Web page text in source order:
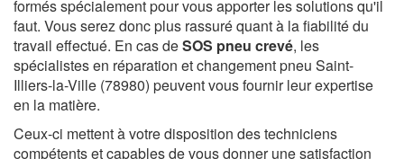
formés spécialement pour vous apporter les solutions qu'il
faut. Vous serez donc plus rassuré quant à la fiabilité du
travail effectué. En cas deSOS pneu crevé, les
spécialistes en réparation et changement pneu Saint-
Illiers-la-Ville (78980) peuvent vous fournir leur expertise
en la matière.
Ceux-ci mettent à votre disposition des techniciens
compétents et capables de vous donner une satisfaction